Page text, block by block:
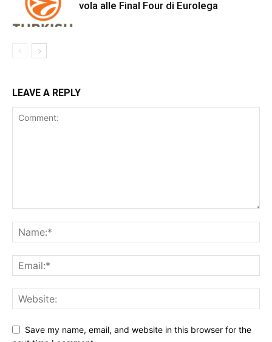
vola alle Final Four di Eurolega
LEAVE A REPLY
Save my name, email, and website in this browser for the